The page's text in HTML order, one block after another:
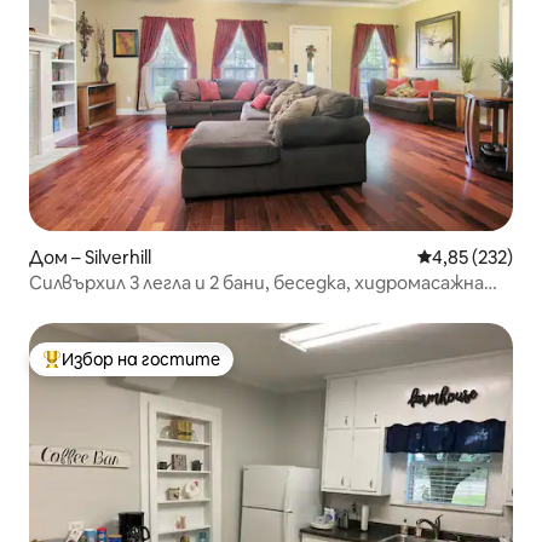
Дом – Silverhill Средна
4,85 (232)
Силвърхил 3 легла и 2 бани, беседка, хидромасажна
Най-популярен избор на гостите
Избор на гостите